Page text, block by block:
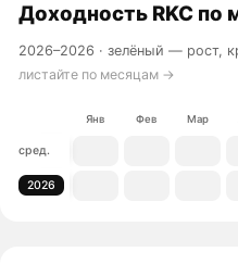
Доходность RKC по
2026–2026 ·зелёный — рост,
листайте по месяцам →
Янв Фев Мар
сред.
2026